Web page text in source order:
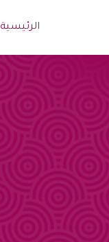
الرئيسية